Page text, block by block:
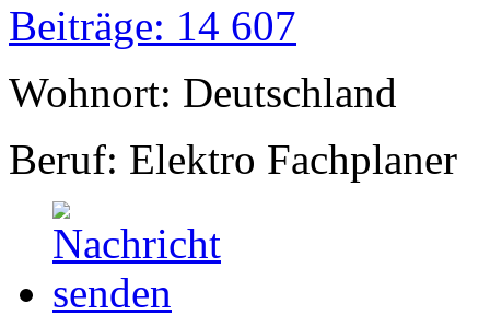
Beiträge: 14 607
Wohnort: Deutschland
Beruf: Elektro Fachplaner